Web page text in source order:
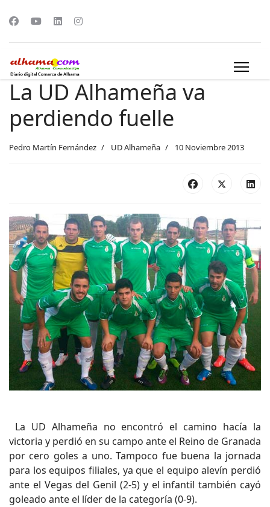
La UD Alhameña va
perdiendo fuelle
Pedro Martín Fernández UD Alhameña 10 Noviembre 2013
La UD Alhameña no encontró el camino hacía la
victoria y perdió en su campo ante el Reino de Granada
por cero goles a uno. Tampoco fue buena la jornada
para los equipos filiales, ya que el equipo alevín perdió
ante el Vegas del Genil (2-5) y el infantil también cayó
goleado ante el líder de la categoría (0-9).